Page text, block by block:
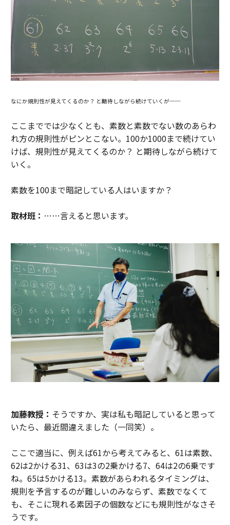
なにか規則性が見えてくるのか？ と期待しながら続けていくが──
ここまででは少なくとも、素数と素数でない数のあらわ
れ方の規則性がピンとこない。100か1000まで続けてい
けば、規則性が見えてくるのか？ と期待しながら続けて
いく。
素数を100まで暗記している人はいますか？
取材班： ……言えると思います。
加藤教授： そうですか、実は私も暗記していると思って
いたら、最近間違えました（一同笑）。
ここで適当に、例えば61から考えてみると、61は素数、
62は2かける31、63は3の2乗かける7、64は2の6乗です
ね。65は5かける13。素数があらわれるタイミングは、
規則を予言するのが難しいのみならず、素数でなくて
も、そこに現れる素因子の個数などにも規則性がなさそ
うです。